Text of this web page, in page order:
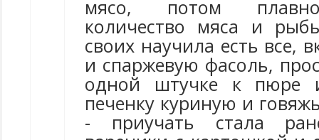
мясо, потом
количество мяса и
своих научила есть все,
и спаржевую фасоль,
одной штучке к пюре
печенку куриную и
- приучать стала